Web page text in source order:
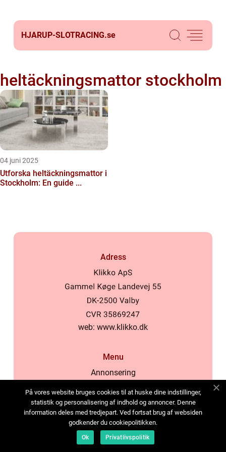
HJARUP-SLOTRACING.se
heltäckningsmattor stockholm
04 juni 2025
Utforska heltäckningsmattor i
Stockholm: En guide ...
Adress
web: www.klikko.dk
Menu
Annonsering
Cookies
Kontakta oss
Sitemap
På vores website bruges cookies til at huske dine indstillinger,
statistik og personalisering af indhold og annoncer. Denne
information deles med tredjepart. Ved fortsat brug af websiden
godkender du cookiepolitikken.
Ok Privatlivspolitik